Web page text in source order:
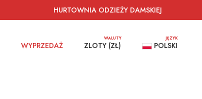
HURTOWNIA ODZIEŻY DAMSKIEJ
WYPRZEDAŻ
WALUTY
ZLOTY (ZŁ)
JĘZYK
POLSKI